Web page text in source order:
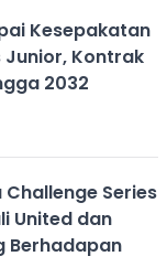
Kesepakatan
Junior, Kontrak
2032
Series
United dan
Berhadapan